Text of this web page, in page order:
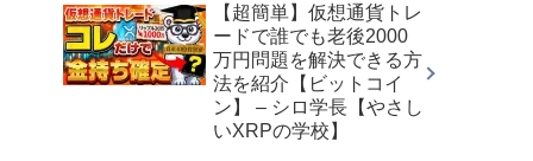
【超簡単】仮想通貨トレ
ードで誰でも老後2000
万円問題を解決できる方
法を紹介【ビットコイ
ン】 – シロ学長【やさし
いXRPの学校】